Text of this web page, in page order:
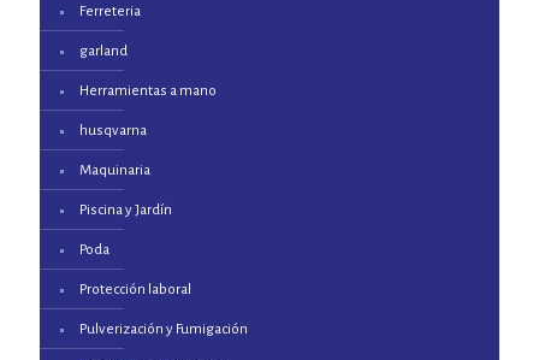
Ferreteria
garland
Herramientas a mano
husqvarna
Maquinaria
Piscina y Jardín
Poda
Protección laboral
Pulverización y Fumigación